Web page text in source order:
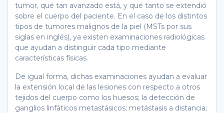
tumor, qué tan avanzado está, y qué tanto se extendió
sobre el cuerpo del paciente. En el caso de los distintos
tipos de tumores malignos de la piel (MSTs por sus
siglas en inglés), ya existen examinaciones radiológicas
que ayudan a distinguir cada tipo mediante
características físicas.
De igual forma, dichas examinaciones ayudan a evaluar
la extensión local de las lesiones con respecto a otros
tejidos del cuerpo como los huesos; la detección de
ganglios linfáticos metastásicos; metástasis a distancia;